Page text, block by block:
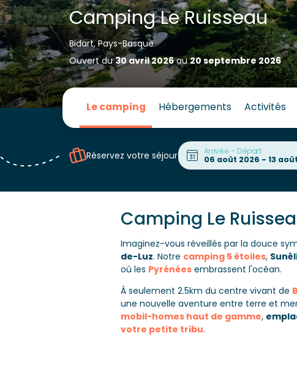
Camping Le Ruisseau
Bidart, Pays-Basque
Ouvert du30 avril 2026au20 septembre 2026
Le camping Hébergements Activités
Réservez votre séjour Arrivée - Départ
Camping Le
Imaginez-vous réveillés par la douce
de-Luz. Notre camping 5 étoiles,
où les Pyrénéesembrassent l'océan.
À seulement 2.5km du centre vivant de
une nouvelle aventure entre terre et
mobil-homes haut de gamme,
votre petite tribu.